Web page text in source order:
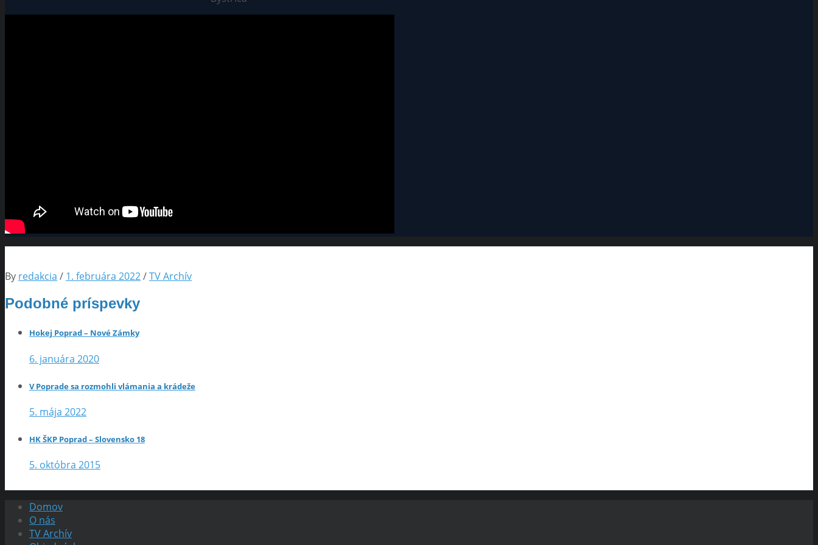
By redakcia / 1. februára 2022/TV Archív
Podobné príspevky
Hokej Poprad – Nové Zámky
6. januára 2020
V Poprade sa rozmohli vlámania a krádeže
5. mája 2022
HK ŠKP Poprad – Slovensko 18
5. októbra 2015
Domov
O nás
TV Archív